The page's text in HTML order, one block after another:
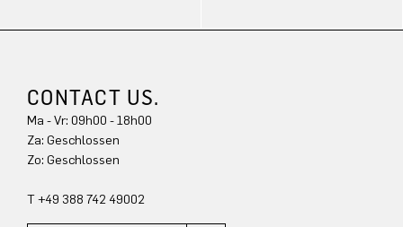
CONTACT US.
Ma - Vr: 09h00 - 18h00
Za: Geschlossen
Zo: Geschlossen
T +49 388 742 49002